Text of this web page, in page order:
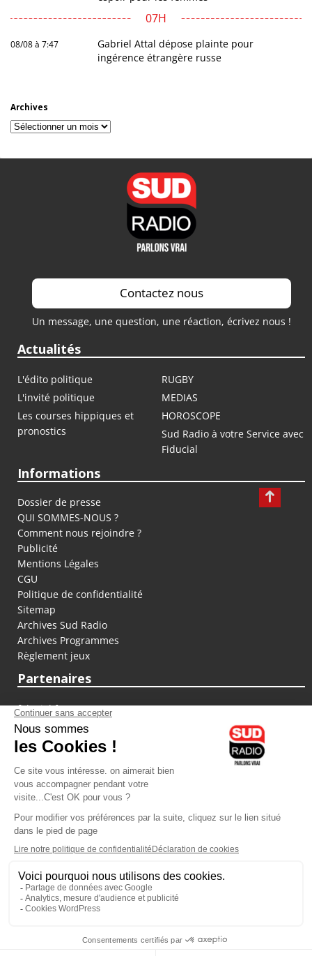
07H
08/08 à 7:47
Gabriel Attal dépose plainte pour
ingérence étrangère russe
Archives
Archives
Contactez nous
Un message, une question, une réaction, écrivez nous !
Actualités
L'édito politique
RUGBY
L'invité politique
MEDIAS
Les courses hippiques et
pronostics
HOROSCOPE
Sud Radio à votre Service avec
Fiducial
Informations
Dossier de presse
QUI SOMMES-NOUS ?
Comment nous rejoindre ?
Publicité
Mentions Légales
CGU
Politique de confidentialité
Sitemap
Archives Sud Radio
Archives Programmes
Règlement jeux
Partenaires
fiducial.fr
lyoncapitale.fr
olympique-et-lyonnais.com
L'application Iphone / Android
Téléchargez l'application
Les cookies
Gestion des cookies
Crédit photos : ©Sud Radio / Pierre Olivier